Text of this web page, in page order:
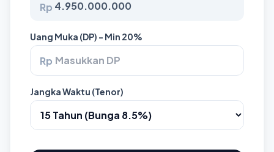
Rp
Uang Muka (DP) - Min 20%
Rp
Jangka Waktu (Tenor)